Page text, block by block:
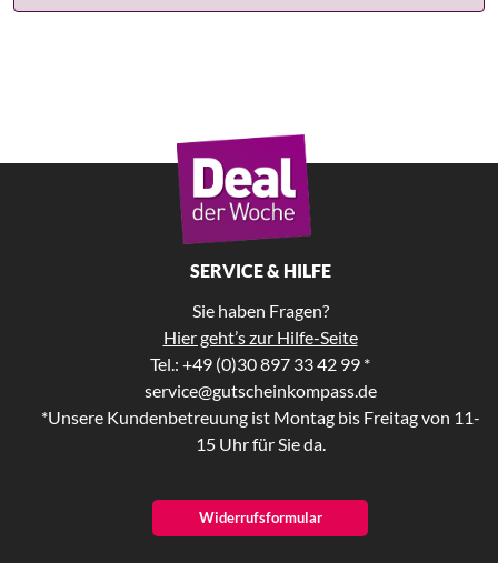
SERVICE & HILFE
Sie haben Fragen?
Hier geht’s zur Hilfe-Seite
Tel.: +49 (0)30 897 33 42 99 *
service@gutscheinkompass.de
*Unsere Kundenbetreuung ist Montag bis Freitag von 11-
15 Uhr für Sie da.
Widerrufsformular